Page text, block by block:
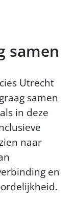
samen
Utrecht
samen
in deze
naar
en